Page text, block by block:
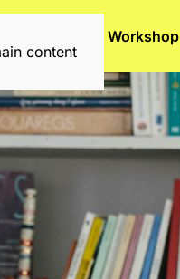
content
Graffiti Workshop